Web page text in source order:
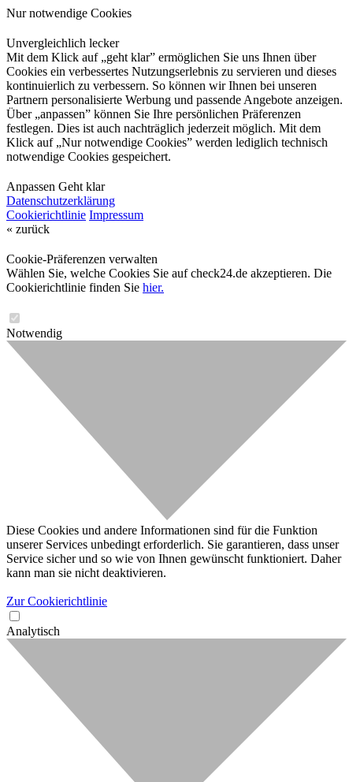
Nur notwendige Cookies
Unvergleichlich lecker
Mit dem Klick auf „geht klar” ermöglichen Sie uns Ihnen über
Cookies ein verbessertes Nutzungserlebnis zu servieren und dieses
kontinuierlich zu verbessern. So können wir Ihnen bei unseren
Partnern personalisierte Werbung und passende Angebote anzeigen.
Über „anpassen” können Sie Ihre persönlichen Präferenzen
festlegen. Dies ist auch nachträglich jederzeit möglich. Mit dem
Klick auf „Nur notwendige Cookies” werden lediglich technisch
notwendige Cookies gespeichert.
Anpassen Geht klar
Datenschutzerklärung
Cookierichtlinie Impressum
« zurück
Cookie-Präferenzen verwalten
Wählen Sie, welche Cookies Sie auf check24.de akzeptieren. Die
Cookierichtlinie finden Sie hier.
Notwendig
Diese Cookies und andere Informationen sind für die Funktion
unserer Services unbedingt erforderlich. Sie garantieren, dass unser
Service sicher und so wie von Ihnen gewünscht funktioniert. Daher
kann man sie nicht deaktivieren.
Zur Cookierichtlinie
Analytisch